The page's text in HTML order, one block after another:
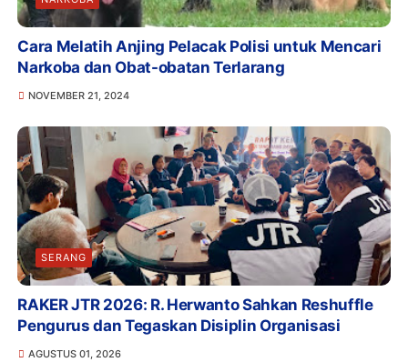
Cara Melatih Anjing Pelacak Polisi untuk Mencari
Narkoba dan Obat-obatan Terlarang
NOVEMBER 21, 2024
SERANG
RAKER JTR 2026: R. Herwanto Sahkan Reshuffle
Pengurus dan Tegaskan Disiplin Organisasi
AGUSTUS 01, 2026